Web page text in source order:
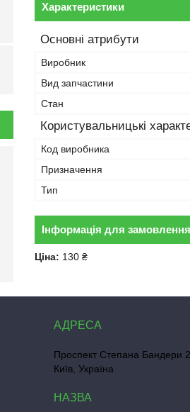
Характеристики
Основні атрибути
Виробник
Вид запчастини
Стан
Користувальницькі
Код виробника
Призначення
Тип
Інформація для замовлення
Ціна: 130 ₴
Проспект Степана Бандери
Київ, Україна